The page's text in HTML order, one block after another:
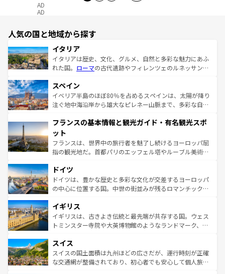
AD
AD
人気の国と地域から探す
イタリア
イタリアは歴史、文化、グルメ、自然と多彩な魅力にあふ
れた国。 ローマの古代遺跡やフィレンツェのルネッサンス
ろん、トスカーナの美しい田園風景やアマルフィ海岸の絶
景など、自然景観も見逃せない。観光の合間には、本場の
ピザやパスタなど、絶品のイタリア料理を堪能することも
ませてくれるイタリアで、忘れられない旅をしてみよう！
なお、新着のイタリア情報は
しい。
スペイン
イベリア半島のほぼ80％を占めるスペインは、太陽が降り
注ぐ地中海沿岸から雄大なピレネー山脈まで、多彩な自然
文化が根付くこの国では、情熱的なフラメンコ、熱気あふ
れる闘牛、そして美味しいタパスが生活の一部となってい
る。首都マドリードの洗練された雰囲気や、バルセロナの
アートに溢れた街角から、地方では古代ローマ遺跡や中世
せる。地方によって風土や気候が異なるスペインはその個
性で訪れる人を魅了する。 なお、新着のスペイン情報は コ
ンテンツ一覧を参照してほしい。
フランスの基本情報と観光ガイド・有名観光スポ
ット
フランスは、世界中の旅行者を魅了し続けるヨーロッパ屈
指の観光地だ。首都パリのエッフェル塔やルーブル美術館
で、幅広い魅力が詰まっている。華麗な宮殿、歴史的な大
聖堂、美しいビーチ、そして豊かな自然が、訪れる者を心
から魅了する。また、フランスは美食の国としても知ら
いる。シャンパンの発祥地であるランス、プロヴァンスの
香り高いラベンダー畑など、多彩な楽しみ方が可能だ。さ
らに、パリ以外の地域にも魅力が溢れており、どの街角に
れる地方に足を運ぶとそれぞれで全く異なる文化を体験で
きるだろう。 なお、新着のフランス情報はコンテンツ一覧
を参照してほしい。
ドイツ
ドイツは、豊かな歴史と多彩な文化が交差するヨーロッパ
の中心に位置する国。中世の街並みが残るロマンチック街
顔を持つこの国は、どこを歩いても飽きることがない。ベ
ルリンの文化的活気、バイエルン州のアルプスの絶景、そ
してライン川沿いのワイン畑といった風景は必見。ビール
は、お酒好きな人にはぜひ体験してほしい。 なお、新着の
ドイツ情報はコンテンツ一覧を参照してほしい。
イギリス
イギリスは、古きよき伝統と最先端が共存する国。ウェス
トミンスター寺院や大英博物館のようなランドマーク、歴
リアごとに異なる魅力がある。また、優雅なアフタヌーン
ティー、ビール好きにはたまらない英国パブ、サッカー観
戦など、本場だからこそできる体験も豊富。イギリスを旅
スイス
スイスの国土面積は九州ほどの広さだが、運行時刻が正確
な交通網が整備されており、初心者でも安心して個人旅行